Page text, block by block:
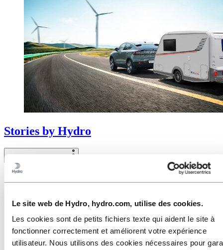
Le site web de Hydro, hydro.com, utilise des cookies.
Les cookies sont de petits fichiers texte qui aident le site à
fonctionner correctement et améliorent votre expérience
utilisateur. Nous utilisons des cookies nécessaires pour
Stories by Hydro
Utilisation de l'aluminium
Développement durable
Recyclage
Energy